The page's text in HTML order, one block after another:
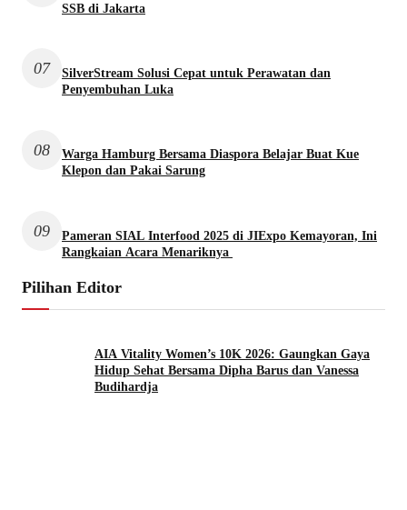
SSB di Jakarta
07
SilverStream Solusi Cepat untuk Perawatan dan
Penyembuhan Luka
08
Warga Hamburg Bersama Diaspora Belajar Buat Kue
Klepon dan Pakai Sarung
09
Pameran SIAL Interfood 2025 di JIExpo Kemayoran, Ini
Rangkaian Acara Menariknya
Pilihan Editor
AIA Vitality Women’s 10K 2026: Gaungkan Gaya
Hidup Sehat Bersama Dipha Barus dan Vanessa
Budihardja